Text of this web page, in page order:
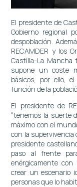
El presidente de
Gobierno regional
despoblación.
RECAMDER y los
Castilla-La Mancha
supone un coste
básicos, por ello,
función de la
El presidente de
“tenemos la suerte
máximo con el
con la supervivencia
presidente
paso al frente
enérgicamente
crear un escenario
personas que lo